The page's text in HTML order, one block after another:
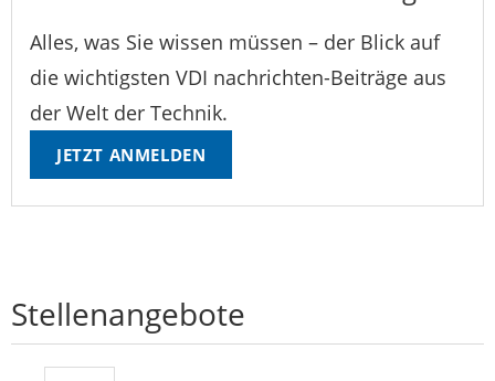
Alles, was Sie wissen müssen – der Blick auf
die wichtigsten VDI nachrichten-Beiträge aus
der Welt der Technik.
JETZT ANMELDEN
Stellenangebote